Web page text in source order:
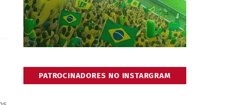
PATROCINADORES NO INSTARGRAM